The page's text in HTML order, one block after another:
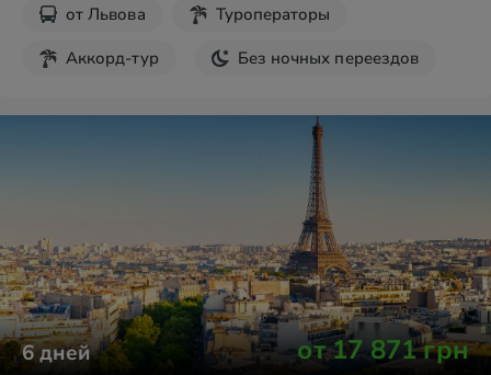
от Львова
Туроператоры
Аккорд-тур
Без ночных переездов
6дней от17 871грн